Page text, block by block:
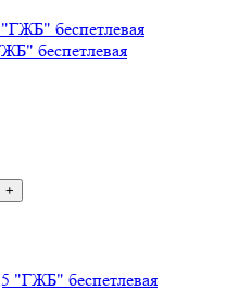
беспетлевая
+